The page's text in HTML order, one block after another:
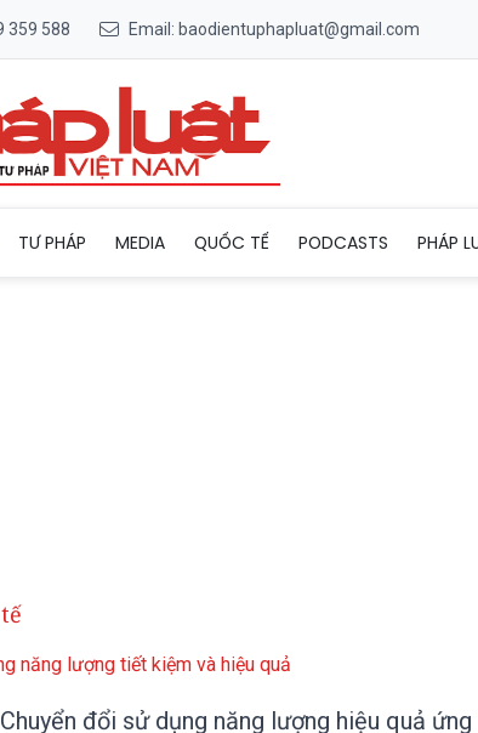
359 588 Email: baodientuphapluat@gmail.com
TƯ PHÁP MEDIA QUỐC TẾ PODCASTS PHÁP
năng lượng tiết kiệm và hiệu quả
Chuyển đổi sử dụng năng lượng hiệu quả